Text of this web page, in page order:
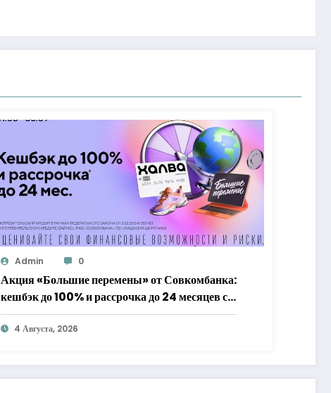
Admin 0
Акция «Большие перемены» от Совкомбанка:
кешбэк до 100% и рассрочка до 24 месяцев с
«Халвой»
4 Августа, 2026